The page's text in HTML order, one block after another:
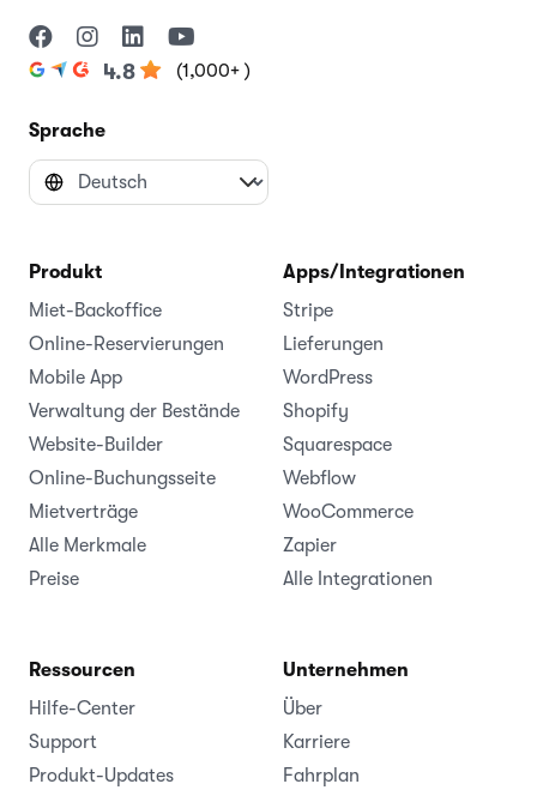
4.8 (1,000+ )
Sprache
Produkt
Miet-Backoffice
Online-Reservierungen
Mobile App
Verwaltung der Bestände
Website-Builder
Online-Buchungsseite
Mietverträge
Alle Merkmale
Preise
Apps/Integrationen
Stripe
Lieferungen
WordPress
Shopify
Squarespace
Webflow
WooCommerce
Zapier
Alle Integrationen
Ressourcen
Hilfe-Center
Support
Produkt-Updates
Unternehmen
Über
Karriere
Fahrplan